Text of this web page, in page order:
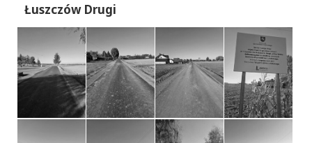
Łuszczów Drugi